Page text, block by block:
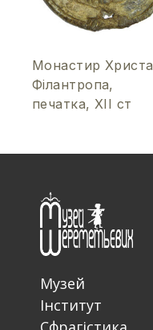
Монастир Христа
Філантропа,
печатка, ХІІ ст
Музей
Інститут